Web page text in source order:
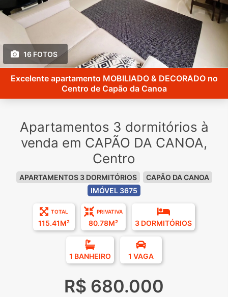
16 FOTOS
Excelente apartamento MOBILIADO & DECORADO no
Centro de Capão da Canoa
Apartamentos 3 dormitórios à
venda em CAPÃO DA CANOA,
Centro
APARTAMENTOS 3 DORMITÓRIOS
CAPÃO DA CANOA
IMÓVEL 3675
TOTAL
115.41M²
PRIVATIVA
80.78M² 3 DORMITÓRIOS
1 BANHEIRO 1 VAGA
R$ 680.000